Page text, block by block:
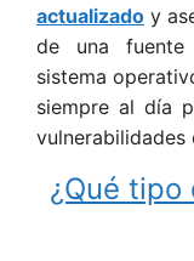
actualizado y
de una fuente
sistema
siempre al día
vulnerabilidades
¿Qué tipo